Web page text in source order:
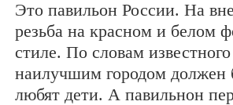
Это павильон России. На
резьба на красном и белом
стиле. По словам
наилучшим городом должен
любят дети. А павильнон